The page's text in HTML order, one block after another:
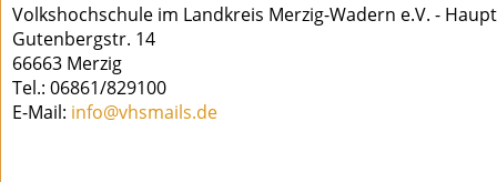
Volkshochschule im Landkreis Merzig-Wadern e.V. -
Gutenbergstr. 14
66663 Merzig
Tel.: 06861/829100
E-Mail: info@vhsmails.de